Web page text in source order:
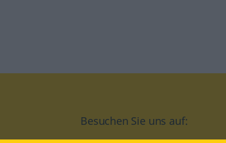
Besuchen Sie uns auf: